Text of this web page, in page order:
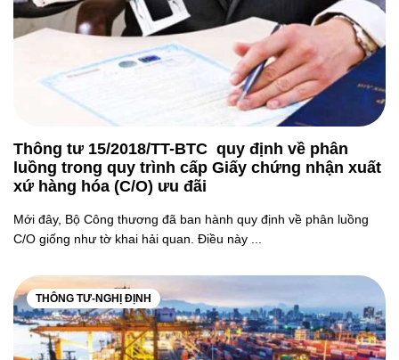
Thông tư 15/2018/TT-BTC quy định về phân
luồng trong quy trình cấp Giấy chứng nhận xuất
xứ hàng hóa (C/O) ưu đãi
Mới đây, Bộ Công thương đã ban hành quy định về phân luồng
C/O giống như tờ khai hải quan. Điều này ...
THÔNG TƯ-NGHỊ ĐỊNH